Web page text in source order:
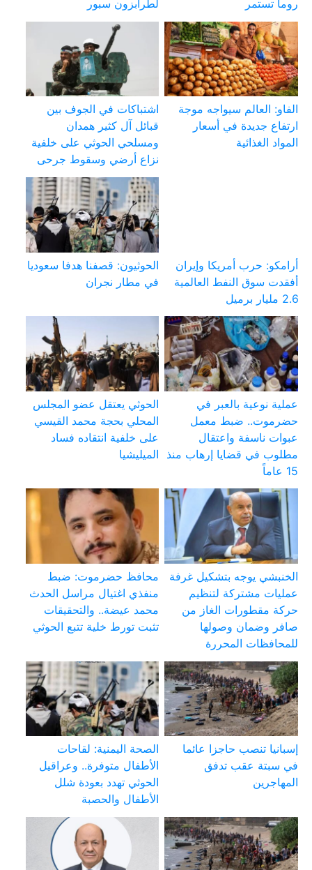
روما تستمر لطرابزون سبور
الفاو: العالم سيواجه موجة
ارتفاع جديدة في أسعار
المواد الغذائية
اشتباكات في الجوف بين
قبائل آل كثير همدان
ومسلحي الحوثي على خلفية
نزاع أرضي وسقوط جرحى
أرامكو: حرب أمريكا وإيران
أفقدت سوق النفط العالمية
2.6 مليار برميل
الحوثيون: قصفنا هدفا سعوديا
في مطار نجران
عملية نوعية بالعبر في
حضرموت.. ضبط معمل
عبوات ناسفة واعتقال
مطلوب في قضايا إرهاب منذ
15 عاماً
الحوثي يعتقل عضو المجلس
المحلي بحجة محمد القيسي
على خلفية انتقاده فساد
الميليشيا
الخنبشي يوجه بتشكيل غرفة
عمليات مشتركة لتنظيم
حركة مقطورات الغاز من
صافر وضمان وصولها
للمحافظات المحررة
محافظ حضرموت: ضبط
منفذي اغتيال مراسل الحدث
محمد عيضة.. والتحقيقات
تثبت تورط خلية تتبع الحوثي
إسبانيا تنصب حاجزا عائما
في سبتة عقب تدفق
المهاجرين
الصحة اليمنية: لقاحات
الأطفال متوفرة.. وعراقيل
الحوثي تهدد بعودة شلل
الأطفال والحصبة